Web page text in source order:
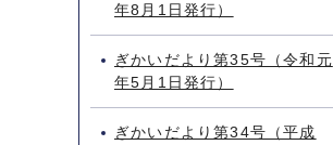
年8月1日発行）
ぎかいだより第35号（令和元
年5月1日発行）
ぎかいだより第34号（平成